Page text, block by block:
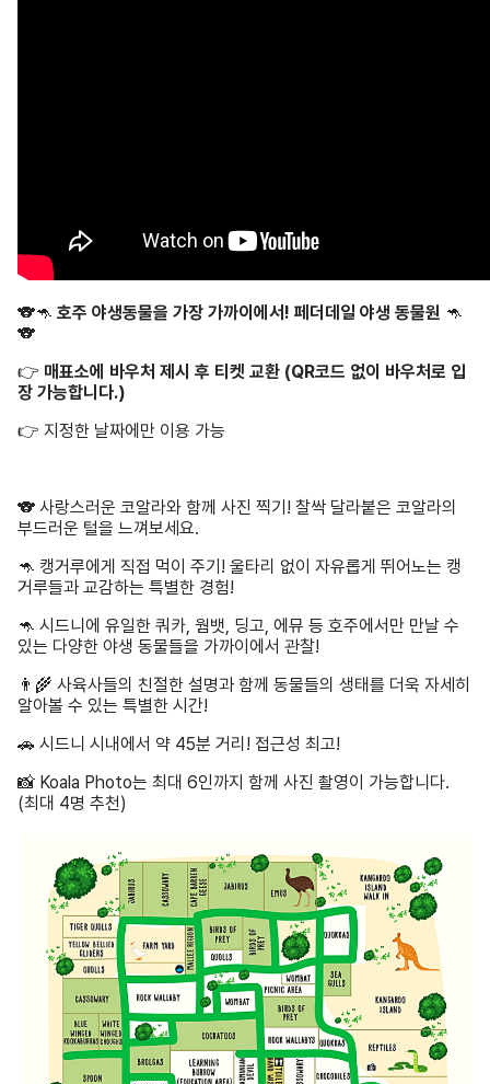
🐨🦘 호주 야생동물을 가장 가까이에서! 페더데일 야생 동물원 🦘
🐨
👉 매표소에 바우처 제시 후 티켓 교환 (QR코드 없이 바우처로 입
장 가능합니다.)
👉 지정한 날짜에만 이용 가능
🐨 사랑스러운 코알라와 함께 사진 찍기! 찰싹 달라붙은 코알라의
부드러운 털을 느껴보세요.
🦘 캥거루에게 직접 먹이 주기! 울타리 없이 자유롭게 뛰어노는 캥
거루들과 교감하는 특별한 경험!
🦘 시드니에 유일한 쿼카, 웜뱃, 딩고, 에뮤 등 호주에서만 만날 수
있는 다양한 야생 동물들을 가까이에서 관찰!
👨‍🌾 사육사들의 친절한 설명과 함께 동물들의 생태를 더욱 자세히
알아볼 수 있는 특별한 시간!
🚗 시드니 시내에서 약 45분 거리! 접근성 최고!
📸 Koala Photo는 최대 6인까지 함께 사진 촬영이 가능합니다.
(최대 4명 추천)